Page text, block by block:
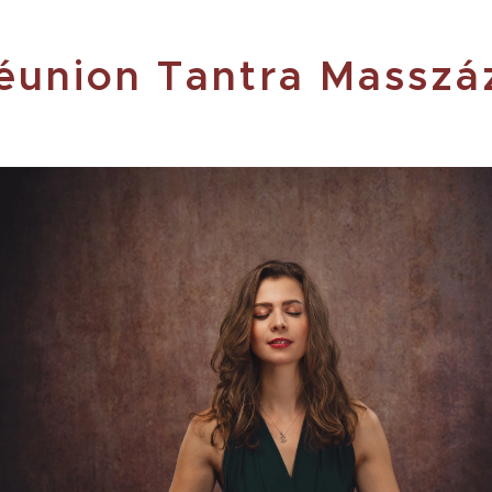
Tantra